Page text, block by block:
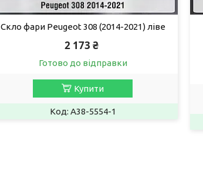
Скло фари Peugeot 308 (2014-2021) ліве
2 173 ₴
Готово до відправки
Купити
A38-5554-1